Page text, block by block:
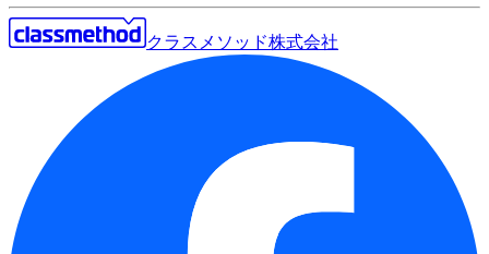
クラスメソッド株式会社